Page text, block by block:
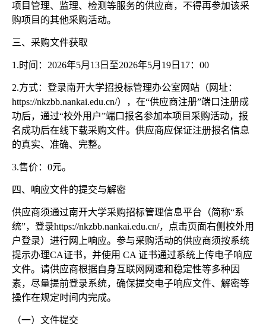
项目管理、监理、检测等服务的供应商，不得再参加该采
购项目的其他采购活动。
三、采购文件获取
1.时间：2026年5月13日至2026年5月19日17：00
2.方式：登录南开大学招投标管理办公室网站（网址：
https://nkzbb.nankai.edu.cn/），在“供应商注册”端口注册成
功后，通过“校外用户”端口报名参加本项目采购活动，报
名成功后在线下载采购文件。供应商应保证注册报名信息
的真实、准确、完整。
3.售价：0元。
四、响应文件的提交与解密
供应商须通过南开大学采购招标管理信息平台（简称“系
统”，登录https://nkzbb.nankai.edu.cn/，点击页面右侧校外用
户登录）进行网上响应。参与采购活动的供应商须按系统
提示办理CA证书，并使用 CA 证书通过系统上传电子响应
文件。请供应商根据自身互联网网速和稳定性等多种因
素，尽量提前登录系统，确保提交电子响应文件、解密等
操作在规定时间内完成。
（一）文件提交